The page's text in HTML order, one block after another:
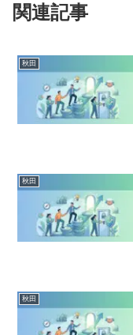
関連記事
秋田
秋田
秋田